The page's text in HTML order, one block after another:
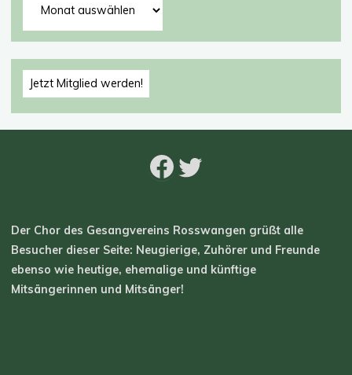
Jetzt Mitglied werden!
Facebook
Twitter
Der Chor des Gesangvereins Rosswangen grüßt alle
Besucher dieser Seite: Neugierige, Zuhörer und Freunde
ebenso wie heutige, ehemalige und künftige
Mitsängerinnen und Mitsänger!